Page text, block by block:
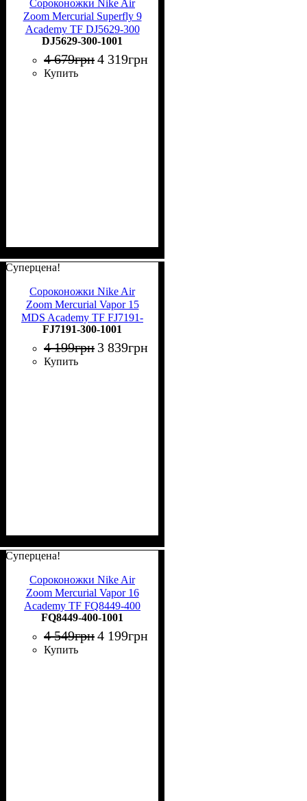
Сороконожки Nike Air
Zoom Mercurial Superfly 9
Academy TF DJ5629-300
DJ5629-300-1001
4 679грн4 319грн
Купить
Суперцена!
Сороконожки Nike Air
Zoom Mercurial Vapor 15
MDS Academy TF FJ7191-
300
FJ7191-300-1001
4 199грн 3 839грн
Купить
Суперцена!
Сороконожки Nike Air
Zoom Mercurial Vapor 16
Academy TF FQ8449-400
FQ8449-400-1001
4 549грн4 199грн
Купить